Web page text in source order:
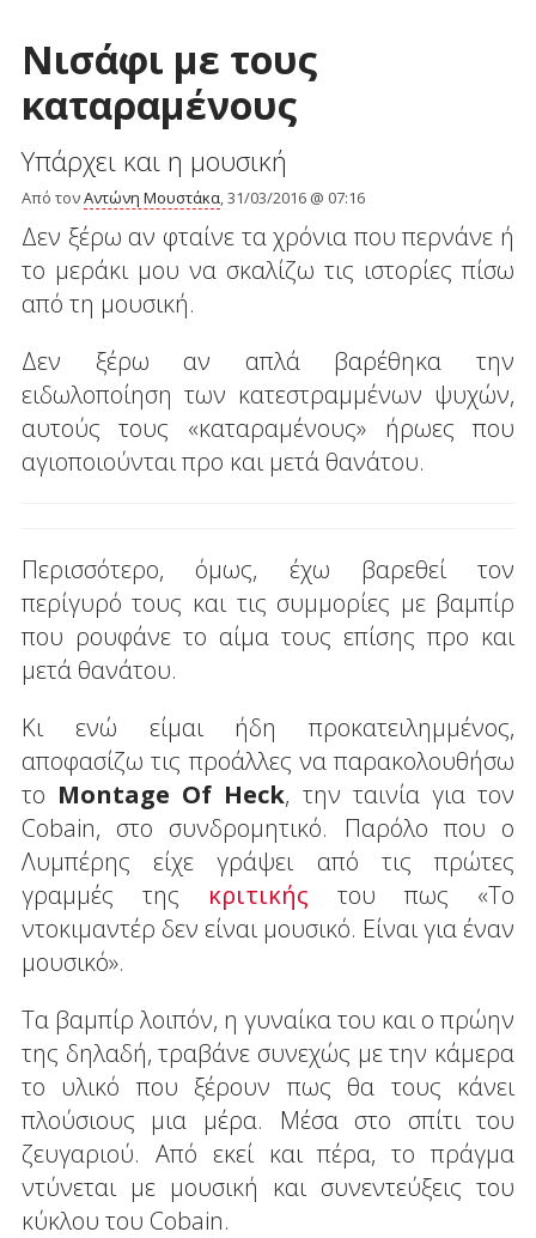
Νισάφι με τους
καταραμένους
Υπάρχει και η μουσική
Από τονΑντώνη Μουστάκα, 31/03/2016 @ 07:16
Δεν ξέρω αν φταίνε τα χρόνια που περνάνε ή
το μεράκι μου να σκαλίζω τις ιστορίες πίσω
από τη μουσική.
Δεν ξέρω αν απλά βαρέθηκα την
ειδωλοποίηση των κατεστραμμένων ψυχών,
αυτούς τους «καταραμένους» ήρωες που
αγιοποιούνται προ και μετά θανάτου.
Περισσότερο, όμως, έχω βαρεθεί τον
περίγυρό τους και τις συμμορίες με βαμπίρ
που ρουφάνε το αίμα τους επίσης προ και
μετά θανάτου.
Κι ενώ είμαι ήδη προκατειλημμένος,
αποφασίζω τις προάλλες να παρακολουθήσω
το Montage Of Heck, την ταινία για τον
Cobain, στο συνδρομητικό. Παρόλο που ο
Λυμπέρης είχε γράψει από τις πρώτες
γραμμές της κριτικής του πως «Το
ντοκιμαντέρ δεν είναι μουσικό. Είναι για έναν
μουσικό».
Τα βαμπίρ λοιπόν, η γυναίκα του και ο πρώην
της δηλαδή, τραβάνε συνεχώς με την κάμερα
το υλικό που ξέρουν πως θα τους κάνει
πλούσιους μια μέρα. Μέσα στο σπίτι του
ζευγαριού. Από εκεί και πέρα, το πράγμα
ντύνεται με μουσική και συνεντεύξεις του
κύκλου του Cobain.